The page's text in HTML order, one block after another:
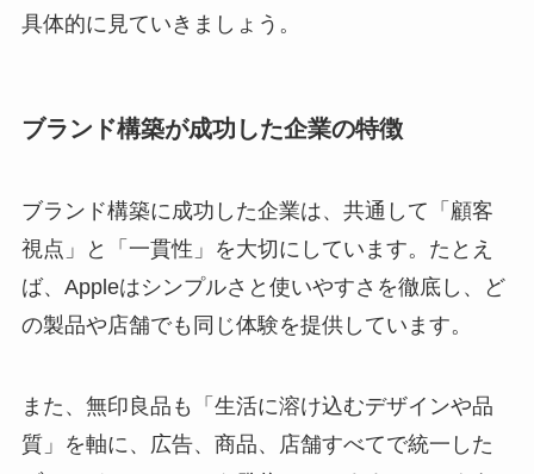
具体的に見ていきましょう。
ブランド構築が成功した企業の特徴
ブランド構築に成功した企業は、共通して「顧客
視点」と「一貫性」を大切にしています。たとえ
ば、Appleはシンプルさと使いやすさを徹底し、ど
の製品や店舗でも同じ体験を提供しています。
また、無印良品も「生活に溶け込むデザインや品
質」を軸に、広告、商品、店舗すべてで統一した